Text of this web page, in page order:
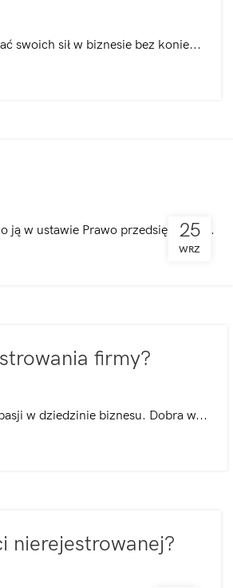
swoich sił w biznesie bez konie...
25
WRZ
ją w ustawie Prawo przedsiębiorcó...
firmy?
w dziedzinie biznesu. Dobra w...
nierejestrowanej?